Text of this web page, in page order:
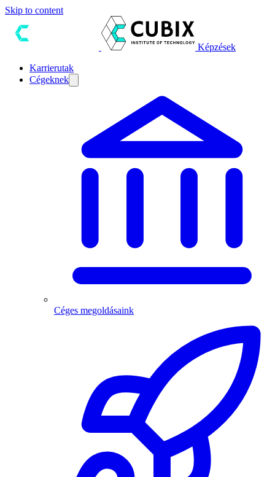
Skip to content
Képzések
Karrierutak
Cégeknek
Céges megoldásaink